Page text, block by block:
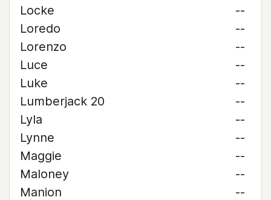
Locke
--
Loredo
--
Lorenzo
--
Luce
--
Luke
--
Lumberjack 20
--
Lyla
--
Lynne
--
Maggie
--
Maloney
--
Manion
--